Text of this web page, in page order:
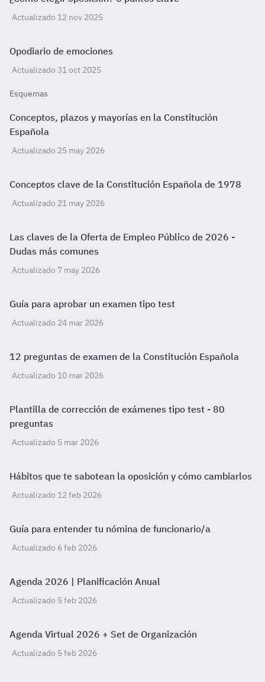
Actualizado 12 nov 2025
Opodiario de emociones
Actualizado 31 oct 2025
Esquemas
Conceptos, plazos y mayorías en la Constitución
Española
Actualizado 25 may 2026
Conceptos clave de la Constitución Española de 1978
Actualizado 21 may 2026
Las claves de la Oferta de Empleo Público de 2026 -
Dudas más comunes
Actualizado 7 may 2026
Guía para aprobar un examen tipo test
Actualizado 24 mar 2026
12 preguntas de examen de la Constitución Española
Actualizado 10 mar 2026
Plantilla de corrección de exámenes tipo test - 80
preguntas
Actualizado 5 mar 2026
Hábitos que te sabotean la oposición y cómo cambiarlos
Actualizado 12 feb 2026
Guía para entender tu nómina de funcionario/a
Actualizado 6 feb 2026
Agenda 2026 | Planificación Anual
Actualizado 5 feb 2026
Agenda Virtual 2026 + Set de Organización
Actualizado 5 feb 2026